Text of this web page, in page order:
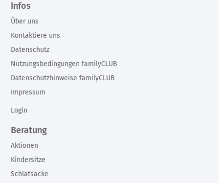
Beratung
Aktionen
Kindersitze
Schlafsäcke
Infos
Über uns
Kontaktiere uns
Datenschutz
Nutzungsbedingungen familyCLUB
Datenschutzhinweise familyCLUB
Impressum
Login